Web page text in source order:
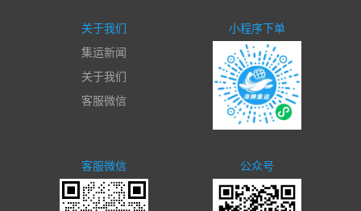
关于我们
集运新闻
关于我们
客服微信
小程序下单
客服微信 公众号